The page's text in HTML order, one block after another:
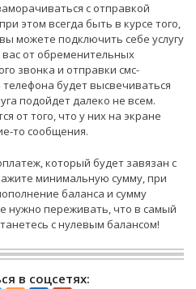
с отправкой
этом всегда быть в курсе того,
можете подключить себе услугу
от обременительных
звонка и отправки смс-
будет высвечиваться
подойдет далеко не всем.
от того, что у них на экране
то сообщения.
который будет завязан с
минимальную сумму, при
баланса и сумму
нужно переживать, что в самый
с нулевым балансом!
в соцсетях: